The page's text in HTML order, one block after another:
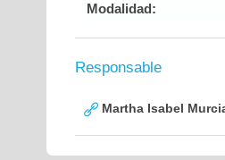
Modalidad:
Responsable
Martha Isabel